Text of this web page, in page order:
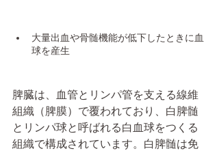
大量出血や骨髄機能が低下したときに血
球を産生
脾臓は、血管とリンパ管を支える線維
組織（脾膜）で覆われており、白脾髄
とリンパ球と呼ばれる白血球をつくる
組織で構成されています。白脾髄は免